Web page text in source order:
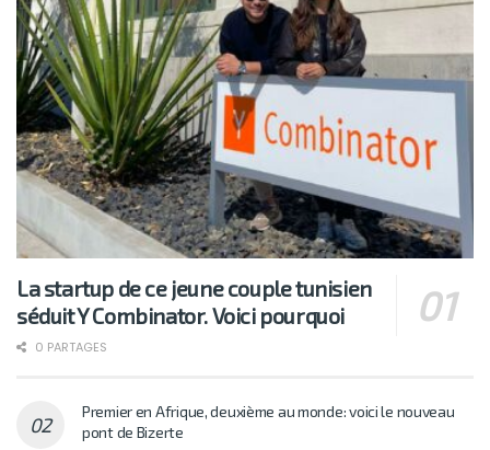
La startup de ce jeune couple tunisien
séduit Y Combinator. Voici pourquoi
0 PARTAGES
Premier en Afrique, deuxième au monde: voici le nouveau
pont de Bizerte